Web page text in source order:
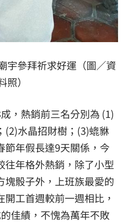
宇參拜祈求好運（圖／資
照）
，熱銷前三名分別為 (1)
；(2)水晶招財樹；(3)螕貅
節年假長達9天關係，今
往年格外熱銷，除了小型
塊骰子外，上班族最愛的
工首週較前一週相比，
佳績，不愧為萬年不敗